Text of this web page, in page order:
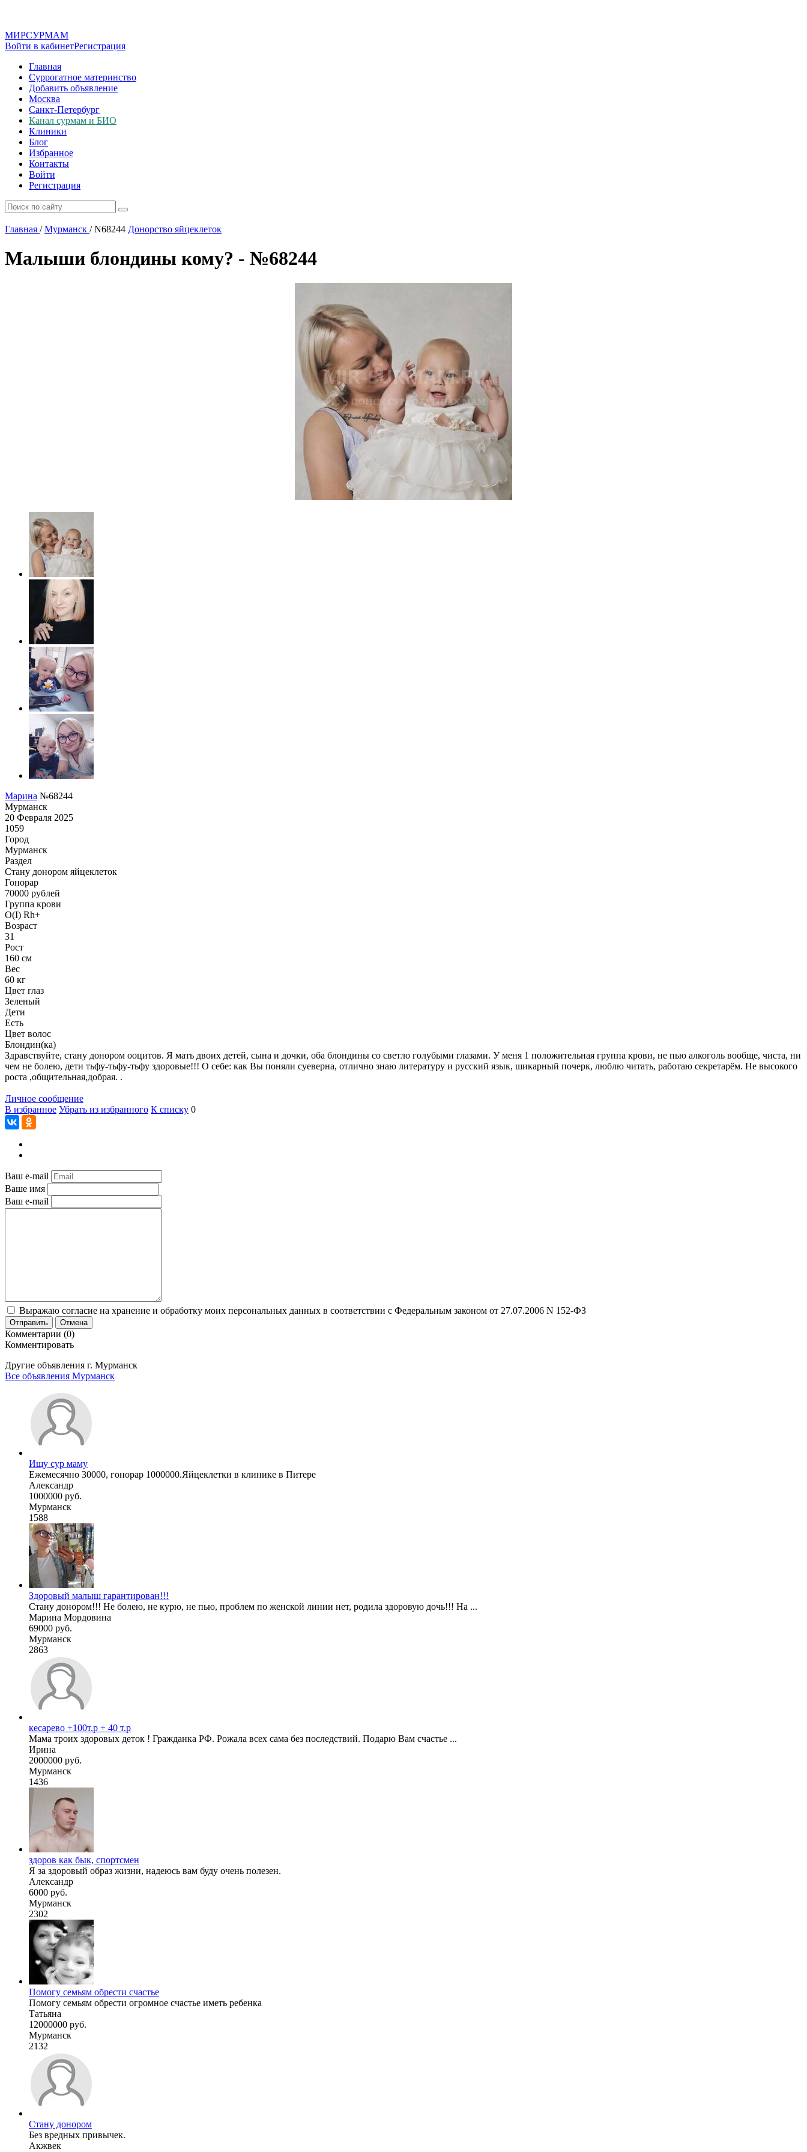
МИРСУРМАМ
Войти в кабинетРегистрация
Главная
Суррогатное материнство
Добавить объявление
Москва
Санкт-Петербург
Канал сурмам и БИО
Клиники
Блог
Избранное
Контакты
Войти
Регистрация
Главная / Мурманск /N68244 Донорство яйцеклеток
Малыши блондины кому? - №68244
Марина №68244
Мурманск
20 Февраля 2025
1059
Город
Мурманск
Раздел
Стану донором яйцеклеток
Гонoрар
70000 рублей
Группа крови
O(I) Rh+
Возраст
31
Рост
160 см
Вес
60 кг
Цвет глаз
Зеленый
Дети
Есть
Цвет волос
Блондин(ка)
Здравствуйте, стану донором ооцитов. Я мать двоих детей, сына и дочки, оба блондины со светло голубыми глазами. У меня 1 положительная группа крови, не пью алкоголь вообще, чиста, ни
чем не болею, дети тьфу-тьфу-тьфу здоровые!!! О себе: как Вы поняли суеверна, отлично знаю литературу и русский язык, шикарный почерк, люблю читать, работаю секретарём. Не высокого
роста ,общительная,добрая. .
Личное сообщение
В избранное Убрать из избранного К списку 0
Ваш e-mail
Ваше имя
Ваш e-mail
Выражаю согласие на хранение и обработку моих персональных данных в соответствии с Федеральным законом от 27.07.2006 N 152-ФЗ
Отправить Отмена
Комментарии (0)
Комментировать
Другие объявления г. Мурманск
Все объявления Мурманск
Ищу сур маму
Ежемесячно 30000, гонорар 1000000.Яйцеклетки в клинике в Питере
Александр
1000000 руб.
Мурманск
1588
Здоровый малыш гарантирован!!!
Стану донором!!! Не болею, не курю, не пью, проблем по женской линии нет, родила здоровую дочь!!! На ...
Марина Мордовина
69000 руб.
Мурманск
2863
кесарево +100т.р + 40 т.р
Мама троих здоровых деток ! Гражданка РФ. Рожала всех сама без последствий. Подарю Вам счастье ...
Ирина
2000000 руб.
Мурманск
1436
здоров как бык, спортсмен
Я за здоровый образ жизни, надеюсь вам буду очень полезен.
Александр
6000 руб.
Мурманск
2302
Помогу семьям обрести счастье
Помогу семьям обрести огромное счастье иметь ребенка
Татьяна
12000000 руб.
Мурманск
2132
Стану донором
Без вредных привычек.
Акжвек